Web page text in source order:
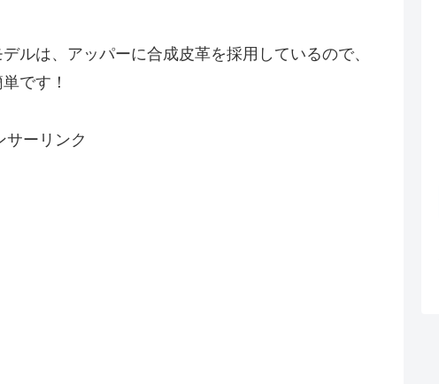
ルは、アッパーに合成皮革を採用しているので、
です！
サーリンク